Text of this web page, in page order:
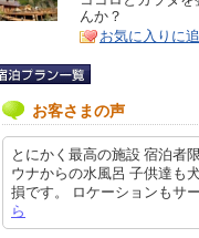
ア
徴
んか？
お気に入りに
お客さまの声
とにかく最高の施設 宿泊者
ウナからの水風呂 子供達も
損です。 ロケーションも
ら